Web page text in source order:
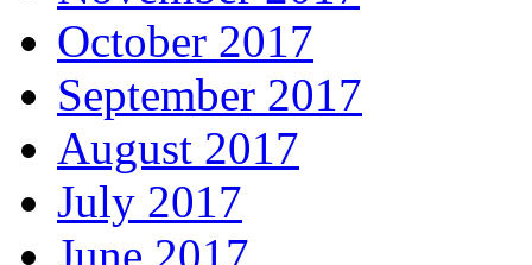
October 2017
September 2017
August 2017
July 2017